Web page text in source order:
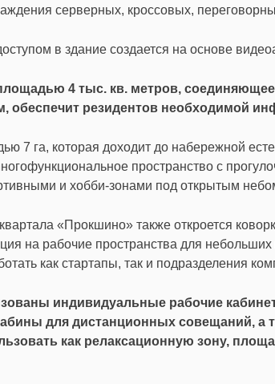
серверных, кроссовых,
в здание создается на основе
4 тыс. кв. метров,
резидентов необходимой
7 га, которая доходит до набережной
пространство с
и хобби-зонами под открытым
«Прокшино» также откроется
на рабочие пространства для
как стартапы, так и подразделения
индивидуальные рабочие
для дистанционных совещаний, а
как релаксационную зону,